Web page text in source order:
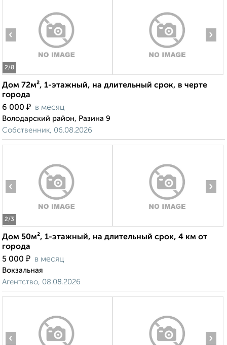
2/8
‹ ›
Дом 72м², 1-этажный, на длительный срок, в черте
города
6 000 ₽ в месяц
Володарский район, Разина 9
Собственник, 06.08.2026
2/3
‹ ›
Дом 50м², 1-этажный, на длительный срок, 4 км от
города
5 000 ₽ в месяц
Вокзальная
Агентство, 08.08.2026
‹ ›